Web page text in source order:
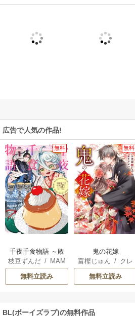
広告で人気の作品!
無料
千夜千食物語 ～敗
国の姫ですが氷の
皇子殿下がどうも
溺愛してくれてい
枝豆ずんだ/ MAM
AKOTO / 鴉羽凛燈
無料立読み
無料
鬼の花嫁
富樫じゅん / クレ
ハ
無料立読み
BL(ボーイズラブ)の無料作品